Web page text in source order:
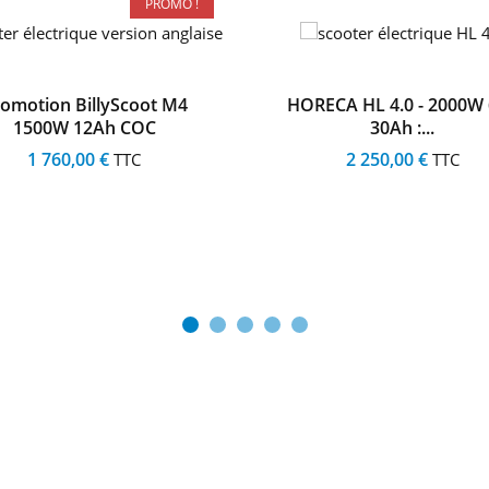
HL 4.0 - 2000W 60V
30Ah :...
2 250,00 € TTC
M2 Pro 2000W 40Ah
2 590,00 €TTC